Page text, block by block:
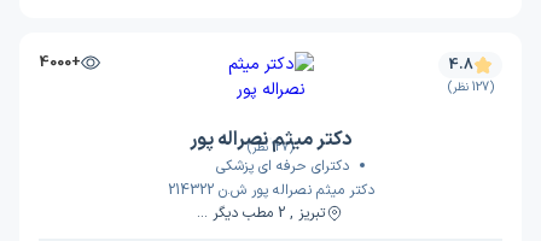
(127 نظر)
+4000 4.8
(127 نظر)
دکتر میثم نصراله پور
دکترای حرفه ای پزشکی
دکتر میثم نصراله پور ش.ن 214322
تبریز , 2 مطب دیگر ...